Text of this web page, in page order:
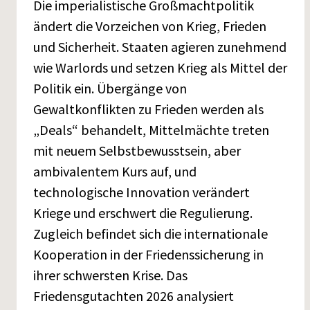
Die imperialistische Großmachtpolitik
ändert die Vorzeichen von Krieg, Frieden
und Sicherheit. Staaten agieren zunehmend
wie Warlords und setzen Krieg als Mittel der
Politik ein. Übergänge von
Gewaltkonflikten zu Frieden werden als
„Deals“ behandelt, Mittelmächte treten
mit neuem Selbstbewusstsein, aber
ambivalentem Kurs auf, und
technologische Innovation verändert
Kriege und erschwert die Regulierung.
Zugleich befindet sich die internationale
Kooperation in der Friedenssicherung in
ihrer schwersten Krise. Das
Friedensgutachten 2026 analysiert